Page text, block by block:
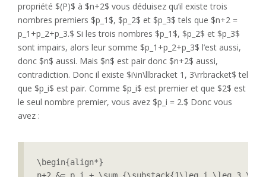
propriété $(P)$ à $n+2$ vous déduisez qu’il existe trois
nombres premiers $p_1$, $p_2$ et $p_3$ tels que $n+2 =
p_1+p_2+p_3.$ Si les trois nombres $p_1$, $p_2$ et $p_3$
sont impairs, alors leur somme $p_1+p_2+p_3$ l’est aussi,
donc $n$ aussi. Mais $n$ est pair donc $n+2$ aussi,
contradiction. Donc il existe $i\in\llbracket 1, 3\rrbracket$ tel
que $p_i$ est pair. Comme $p_i$ est premier et que $2$ est
le seul nombre premier, vous avez $p_i = 2.$ Donc vous
avez :
\begin{align*}